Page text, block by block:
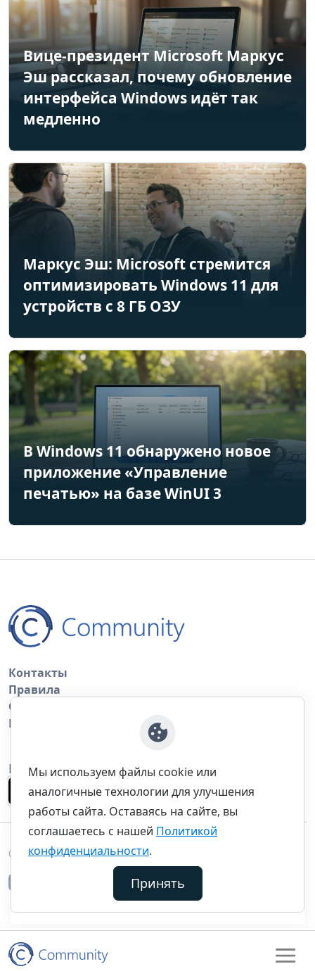
Вице-президент Microsoft Маркус
Эш рассказал, почему обновление
интерфейса Windows идёт так
медленно
Маркус Эш: Microsoft стремится
оптимизировать Windows 11 для
устройств с 8 ГБ ОЗУ
В Windows 11 обнаружено новое
приложение «Управление
печатью» на базе WinUI 3
Контакты
Правила
Обратная связь
Правила копирования материалов
Приложение
©thecommunity.ru 2026. Все права защищены.
Мы используем файлы cookie или
аналогичные технологии для улучшения
работы сайта. Оставаясь на сайте, вы
соглашаетесь с нашей Политикой
конфиденциальности.
Принять